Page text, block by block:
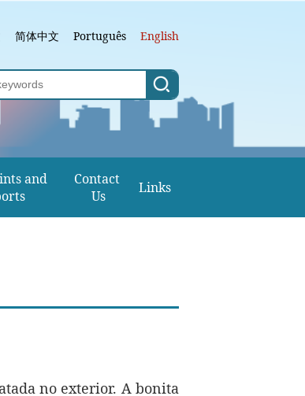
简体中文 Português English
and
Contact
Us
Links
no exterior. A bonita